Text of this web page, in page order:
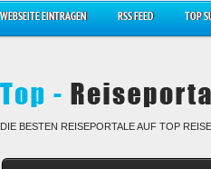
WEBSEITE EINTRAGEN RSS FEED TOP
DIE BESTEN REISEPORTALE AUF TOP